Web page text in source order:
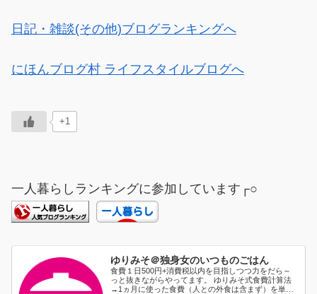
日記・雑談(その他)ブログランキングへ
にほんブログ村 ライフスタイルブログへ
+1
一人暮らしランキングに参加しています┌○
ゆりみそ＠独身女のいつものごはん
食費１日500円+消費税以内を目指しつつ力をだら～
っと抜きながらやってます。 ゆりみそ式食費計算法
→1ヵ月に使った食費（人との外食は含まず）を単純